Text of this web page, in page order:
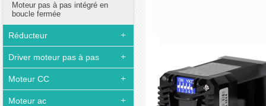
Moteur pas à pas intégré en
boucle fermée
Réducteur
Driver moteur pas à pas
Moteur CC
Moteur ac